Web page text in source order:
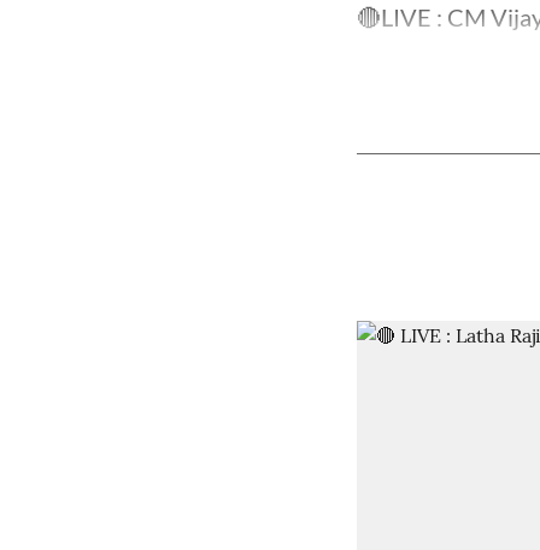
🔴LIVE : CM